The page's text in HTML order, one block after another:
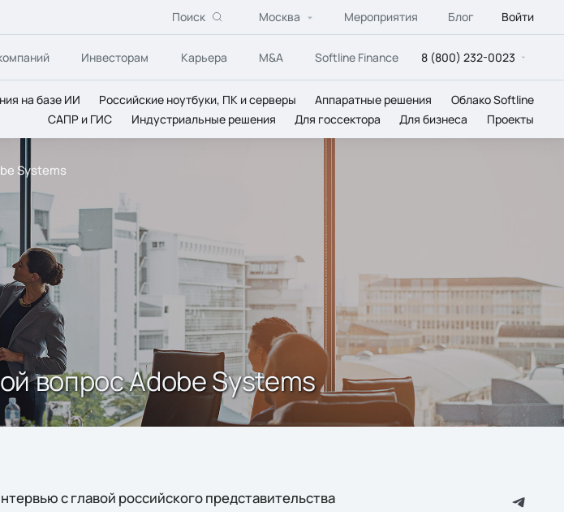
Поиск Москва Мероприятия Блог Войти
Инвесторам Карьера M&A Softline Finance 8 (800) 232-0023
на базе ИИ Российские ноутбуки, ПК и серверы Аппаратные решения
Облако Softline
САПР и ГИС
Индустриальные решения Для госсектора Для бизнеса Проекты
Systems
вопрос Аdobe Systems
с главой российского представительства